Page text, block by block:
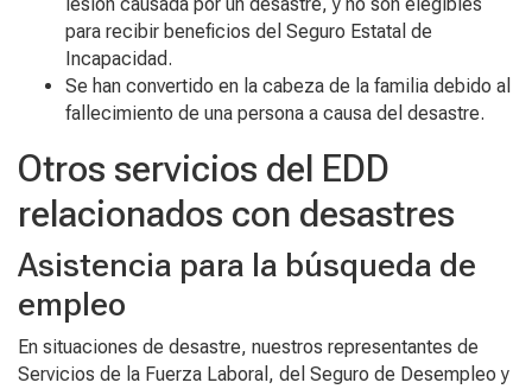
para recibir beneficios del Seguro Estatal de
Incapacidad.
Se han convertido en la cabeza de la familia debido al
fallecimiento de una persona a causa del desastre.
Otros servicios del EDD
relacionados con desastres
Asistencia para la búsqueda de
empleo
En situaciones de desastre, nuestros representantes de
Servicios de la Fuerza Laboral, del Seguro de Desempleo y